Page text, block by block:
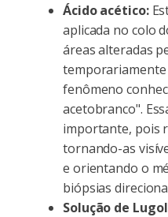
Ácido acético:
aplicada no colo
áreas alteradas
temporariamente
fenômeno
acetobranco".
importante, pois
tornando-as
e orientando o
biópsias
Solução de